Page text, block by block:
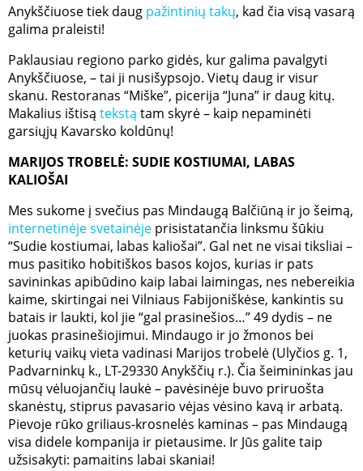
Anykščiuose tiek daug pažintinių takų, kad čia visą vasarą
galima praleisti!
Paklausiau regiono parko gidės, kur galima pavalgyti
Anykščiuose, – tai ji nusišypsojo. Vietų daug ir visur
skanu. Restoranas “Miške”, picerija “Juna” ir daug kitų.
Makalius ištisą tekstą tam skyrė – kaip nepaminėti
garsiųjų Kavarsko koldūnų!
MARIJOS TROBELĖ: SUDIE KOSTIUMAI, LABAS
KALIOŠAI
Mes sukome į svečius pas Mindaugą Balčiūną ir jo šeimą,
internetinėje svetainėje prisistatančia linksmu šūkiu
“Sudie kostiumai, labas kaliošai”. Gal net ne visai tiksliai –
mus pasitiko hobitiškos basos kojos, kurias ir pats
savininkas apibūdino kaip labai laimingas, nes nebereikia
kaime, skirtingai nei Vilniaus Fabijoniškėse, kankintis su
batais ir laukti, kol jie “gal prasinešios…” 49 dydis – ne
juokas prasinešiojimui. Mindaugo ir jo žmonos bei
keturių vaikų vieta vadinasi Marijos trobelė (Ulyčios g. 1,
Padvarninkų k., LT-29330 Anykščių r.). Čia šeimininkas jau
mūsų vėluojančių laukė – pavėsinėje buvo priruošta
skanėstų, stiprus pavasario vėjas vėsino kavą ir arbatą.
Pievoje rūko griliaus-krosnelės kaminas – pas Mindaugą
visa didele kompanija ir pietausime. Ir Jūs galite taip
užsisakyti: pamaitins labai skaniai!